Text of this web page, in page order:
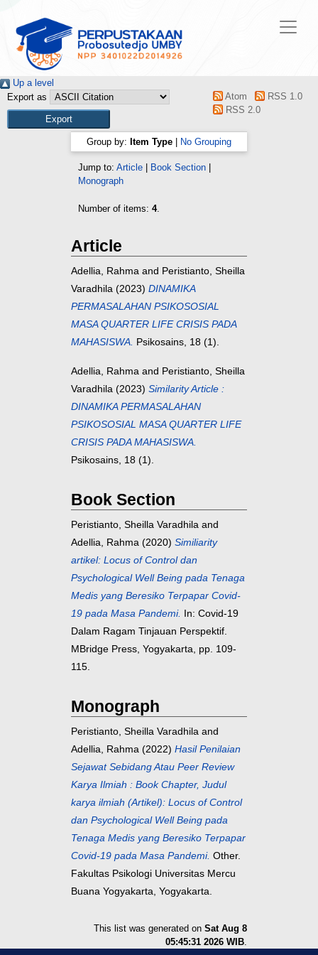
Up a level
Export as
Atom
RSS 1.0
RSS 2.0
Group by: Item Type No Grouping
Jump to: Article Book Section
Monograph
Number of items: 4.
Article
Adellia, Rahma and Peristianto, Sheilla
Varadhila (2023) DINAMIKA
PERMASALAHAN PSIKOSOSIAL
MASA QUARTER LIFE CRISIS PADA
MAHASISWA. Psikosains, 18 (1).
Adellia, Rahma and Peristianto, Sheilla
Varadhila (2023) Similarity Article :
DINAMIKA PERMASALAHAN
PSIKOSOSIAL MASA QUARTER LIFE
CRISIS PADA MAHASISWA.
Psikosains, 18 (1).
Book Section
Peristianto, Sheilla Varadhila and
Adellia, Rahma (2020) Similiarity
artikel: Locus of Control dan
Psychological Well Being pada Tenaga
Medis yang Beresiko Terpapar Covid-
19 pada Masa Pandemi. In: Covid-19
Dalam Ragam Tinjauan Perspektif.
MBridge Press, Yogyakarta, pp. 109-
115.
Monograph
Peristianto, Sheilla Varadhila and
Adellia, Rahma (2022) Hasil Penilaian
Sejawat Sebidang Atau Peer Review
Karya Ilmiah : Book Chapter, Judul
karya ilmiah (Artikel): Locus of Control
dan Psychological Well Being pada
Tenaga Medis yang Beresiko Terpapar
Covid-19 pada Masa Pandemi. Other.
Fakultas Psikologi Universitas Mercu
Buana Yogyakarta, Yogyakarta.
This list was generated on Sat Aug 8
05:45:31 2026 WIB.